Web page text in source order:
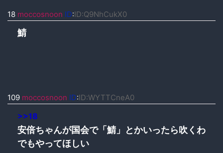
18 moccosnoon ID:ID:Q9NhCukX0
鯖
109 moccosnoon ID:ID:WYTTCneA0
>>18
安倍ちゃんが国会で「鯖」とかいったら吹くわ
でもやってほしい